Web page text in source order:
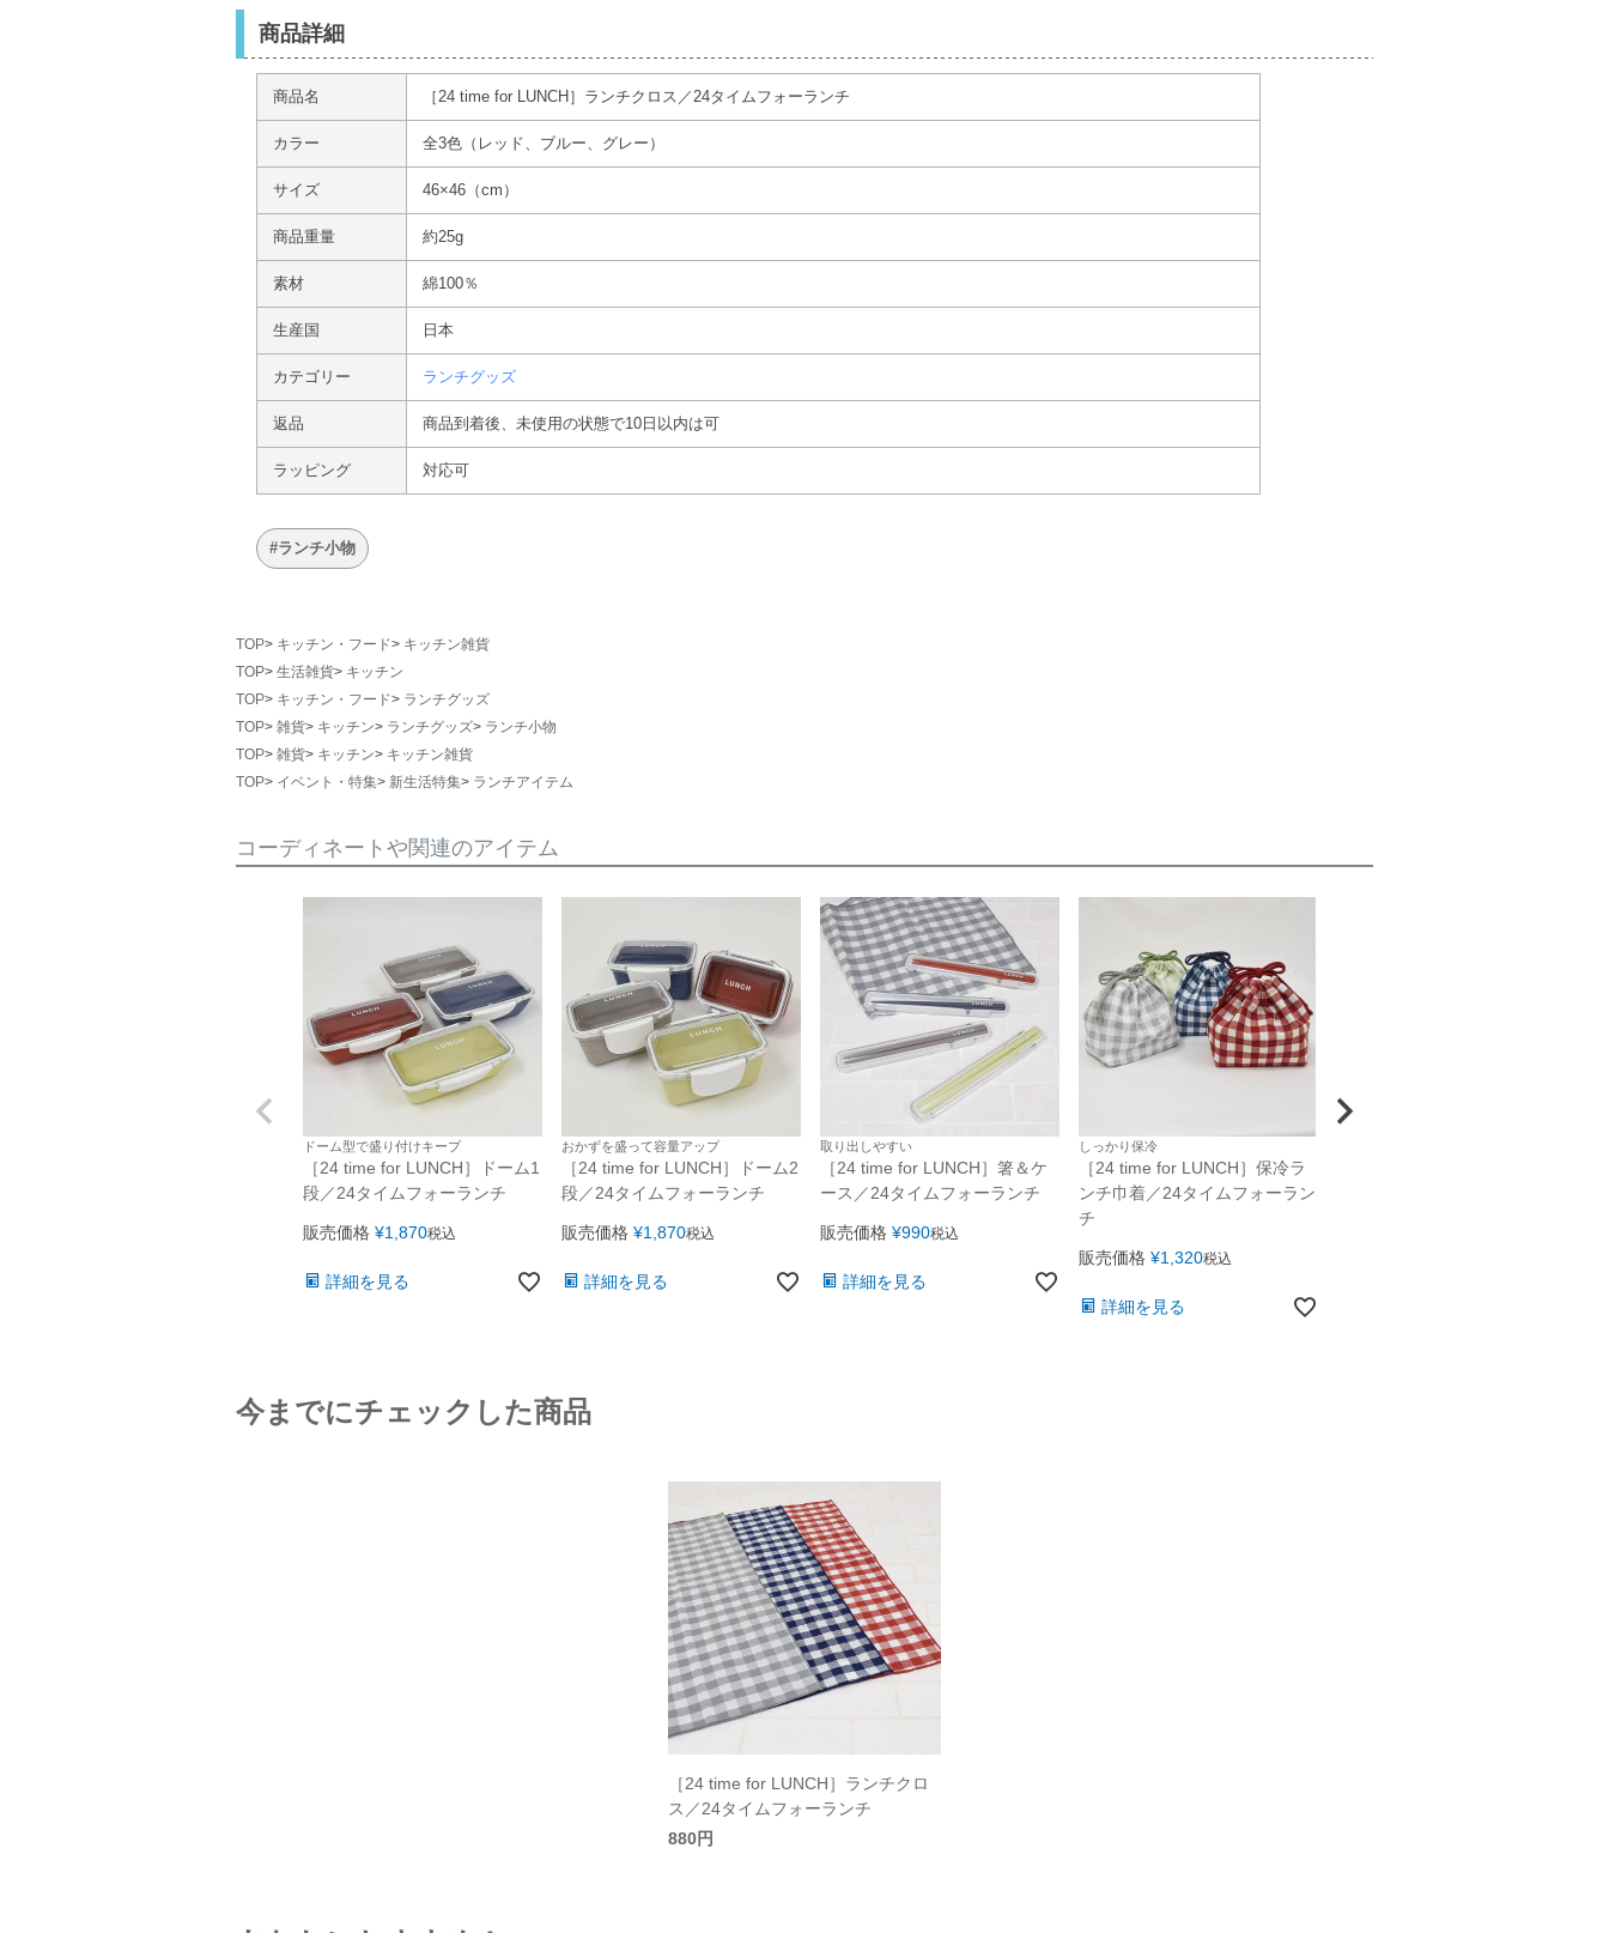
商品詳細
商品名 ［24 time for LUNCH］ランチクロス／24タイムフォーランチ
カラー 全3色（レッド、ブルー、グレー）
サイズ 46×46（cm）
商品重量 約25g
素材 綿100％
生産国 日本
カテゴリー ランチグッズ
返品 商品到着後、未使用の状態で10日以内は可
ラッピング 対応可
#ランチ小物
TOP キッチン・フード
キッチン雑貨
TOP
生活雑貨
キッチン
TOP
キッチン・フード
ランチグッズ
TOP
雑貨 キッチン ランチグッズ
ランチ小物
TOP
雑貨 キッチン
キッチン雑貨
TOP
イベント・特集 新生活特集 ランチアイテム
コーディネートや関連のアイテム
ドーム型で盛り付けキープ
［24 time for LUNCH］ドーム1
段／24タイムフォーランチ
販売価格 ¥1,870税込
詳細を見る
おかずを盛って容量アップ
［24 time for LUNCH］ドーム2
段／24タイムフォーランチ
販売価格 ¥1,870税込
詳細を見る
取り出しやすい
［24 time for LUNCH］箸＆ケ
ース／24タイムフォーランチ
販売価格 ¥990税込
詳細を見る
しっかり保冷
［24 time for LUNCH］保冷ラ
ンチ巾着／24タイムフォーラン
チ
販売価格 ¥1,320税込
詳細を見る
今までにチェックした商品
［24 time for LUNCH］ランチクロ
ス／24タイムフォーランチ
880円